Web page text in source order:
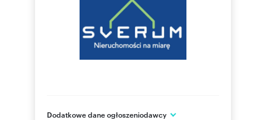
Dodatkowe dane ogłoszeniodawcy